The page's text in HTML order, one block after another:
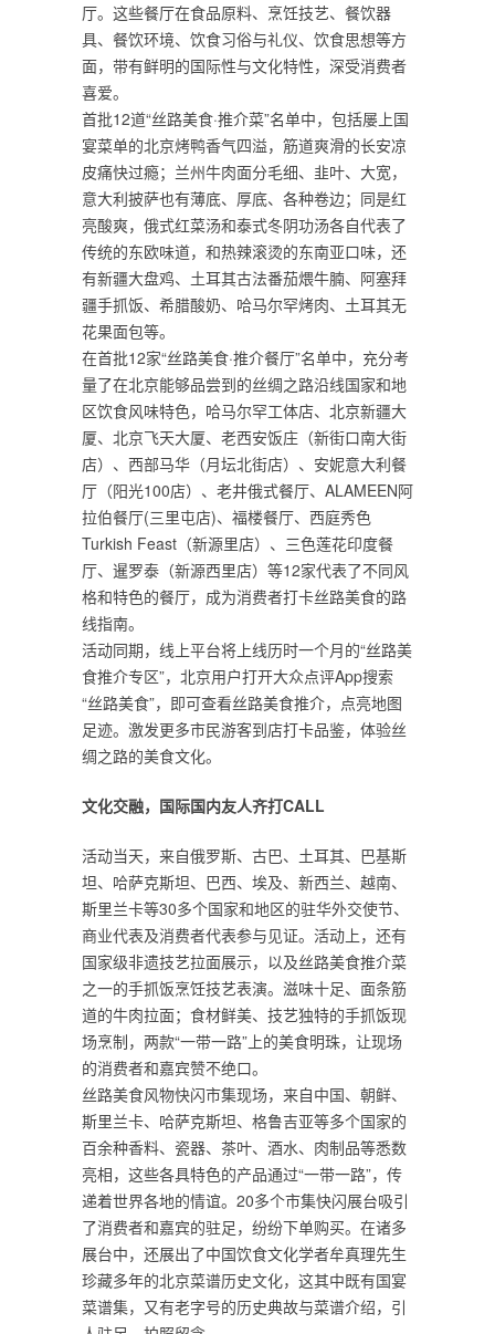
厅。这些餐厅在食品原料、烹饪技艺、餐饮器
具、餐饮环境、饮食习俗与礼仪、饮食思想等方
面，带有鲜明的国际性与文化特性，深受消费者
喜爱。
首批12道“丝路美食·推介菜”名单中，包括屡上国
宴菜单的北京烤鸭香气四溢，筋道爽滑的长安凉
皮痛快过瘾；兰州牛肉面分毛细、韭叶、大宽，
意大利披萨也有薄底、厚底、各种卷边；同是红
亮酸爽，俄式红菜汤和泰式冬阴功汤各自代表了
传统的东欧味道，和热辣滚烫的东南亚口味，还
有新疆大盘鸡、土耳其古法番茄煨牛腩、阿塞拜
疆手抓饭、希腊酸奶、哈马尔罕烤肉、土耳其无
花果面包等。
在首批12家“丝路美食·推介餐厅”名单中，充分考
量了在北京能够品尝到的丝绸之路沿线国家和地
区饮食风味特色，哈马尔罕工体店、北京新疆大
厦、北京飞天大厦、老西安饭庄（新街口南大街
店）、西部马华（月坛北街店）、安妮意大利餐
厅（阳光100店）、老井俄式餐厅、ALAMEEN阿
拉伯餐厅(三里屯店)、福楼餐厅、西庭秀色
Turkish Feast（新源里店）、三色莲花印度餐
厅、暹罗泰（新源西里店）等12家代表了不同风
格和特色的餐厅，成为消费者打卡丝路美食的路
线指南。
活动同期，线上平台将上线历时一个月的“丝路美
食推介专区”，北京用户打开大众点评App搜索
“丝路美食”，即可查看丝路美食推介，点亮地图
足迹。激发更多市民游客到店打卡品鉴，体验丝
绸之路的美食文化。
文化交融，国际国内友人齐打CALL
活动当天，来自俄罗斯、古巴、土耳其、巴基斯
坦、哈萨克斯坦、巴西、埃及、新西兰、越南、
斯里兰卡等30多个国家和地区的驻华外交使节、
商业代表及消费者代表参与见证。活动上，还有
国家级非遗技艺拉面展示，以及丝路美食推介菜
之一的手抓饭烹饪技艺表演。滋味十足、面条筋
道的牛肉拉面；食材鲜美、技艺独特的手抓饭现
场烹制，两款“一带一路”上的美食明珠，让现场
的消费者和嘉宾赞不绝口。
丝路美食风物快闪市集现场，来自中国、朝鲜、
斯里兰卡、哈萨克斯坦、格鲁吉亚等多个国家的
百余种香料、瓷器、茶叶、酒水、肉制品等悉数
亮相，这些各具特色的产品通过“一带一路”，传
递着世界各地的情谊。20多个市集快闪展台吸引
了消费者和嘉宾的驻足，纷纷下单购买。在诸多
展台中，还展出了中国饮食文化学者牟真理先生
珍藏多年的北京菜谱历史文化，这其中既有国宴
菜谱集，又有老字号的历史典故与菜谱介绍，引